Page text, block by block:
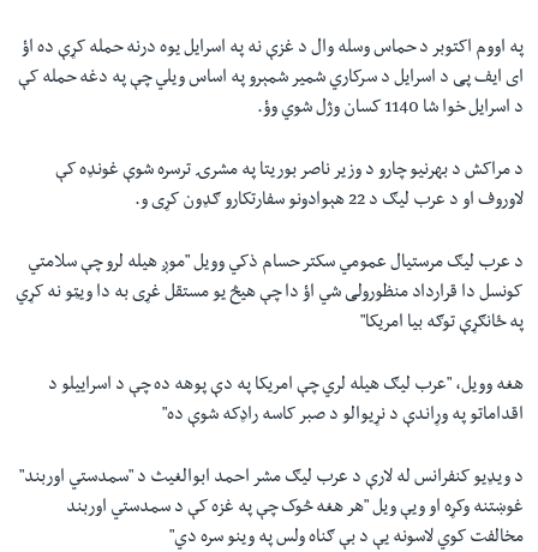
په اووم اکتوبر د حماس وسله وال د غزې نه په اسرایل یوه درنه حمله کړې ده اؤ
ای ایف پی د اسرایل د سرکاري شمیر شمېرو په اساس ویلي چې په دغه حمله کې
د اسرایل خوا شا 1140 کسان وژل شوي وؤ
.
د مراکش د بهرنیو چارو د وزیر ناصر بوریتا په مشرۍ ترسره شوې غونډه کې
لاوروف او د عرب لیګ د 22 هېوادونو سفارتکارو ګډون کړی و
.
د عرب لیګ مرستیال عمومي سکتر حسام ذکي وویل "موږ هیله لرو چې سلامتي
کونسل دا قرارداد منظورولی شي اؤ دا چې هیڅ یو مستقل غړی به دا ویټو نه کړي
په ځانګړې توګه بیا امریکا"
هغه وویل، "عرب لیګ هیله لري چې امریکا په دې پوهه ده چې د اسراییلو د
اقداماتو په وړاندې د نړیوالو د صبر کاسه راډکه شوې ده"
د ویډیو کنفرانس له لارې د عرب لیګ مشر احمد ابوالغیث د "سمدستي اوربند"
غوښتنه وکړه او ویې ویل "هر هغه څوک چې په غزه کې د سمدستي اوربند
مخالفت کوي لاسونه یې د بې ګناه ولس په وینو سره دي"